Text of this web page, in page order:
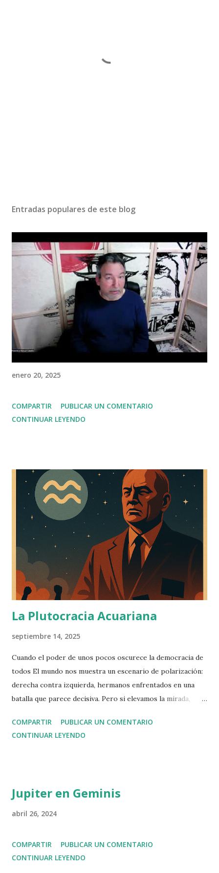
Entradas populares de este blog
enero 20, 2025
COMPARTIR
PUBLICAR UN COMENTARIO
CONTINUAR LEYENDO
La Plutocracia Acuariana
septiembre 14, 2025
Cuando el poder de unos pocos oscurece la democracia de
todos El mundo nos muestra un escenario de polarización:
derecha contra izquierda, hermanos enfrentados en una
batalla que parece decisiva. Pero si elevamos la mirada,
esencial se libra arriba, en las alturas donde se concentra la
riqueza y el poder. Basta con poseer un millón doscientos
el 0,1 % controla más del 20 % de toda la riqueza mundial ,
crea. El peligro proviene de la plutocracia , esa forma de
poder que, a diferencia del capital productivo, no levanta ni
COMPARTIR
PUBLICAR UN COMENTARIO
CONTINUAR LEYENDO
Jupiter en Geminis
abril 26, 2024
COMPARTIR
PUBLICAR UN COMENTARIO
CONTINUAR LEYENDO